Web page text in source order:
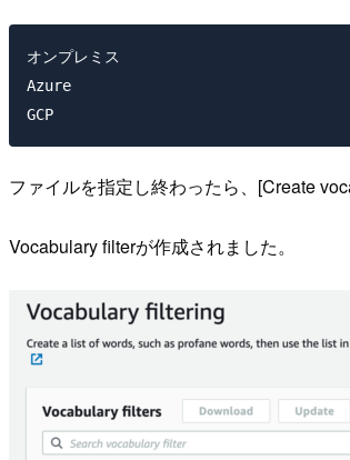
オンプレミス
Azure
GCP
ファイルを指定し終わったら、[Create
Vocabulary filterが作成されました。